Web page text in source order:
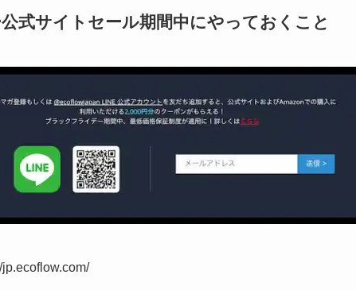
式サイトセール期間中にやっておくこと